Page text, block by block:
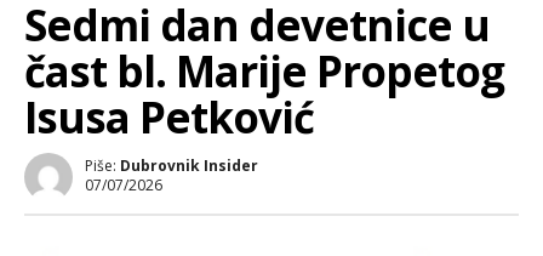
Sedmi dan devetnice u
čast bl. Marije Propetog
Isusa Petković
Piše: Dubrovnik Insider
07/07/2026